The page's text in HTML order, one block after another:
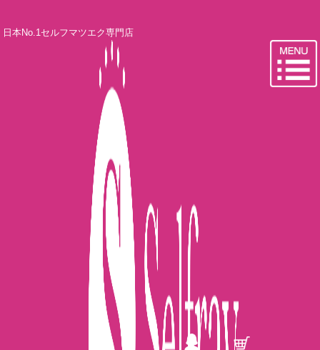
日本No.1セルフマツエク専門店